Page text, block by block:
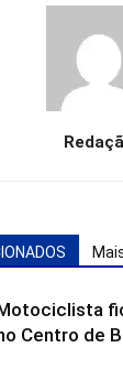
Centro de